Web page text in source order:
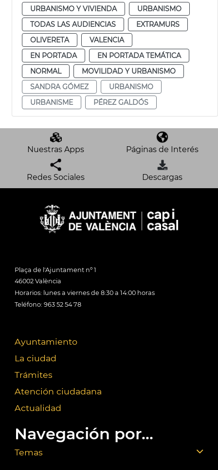
URBANISMO Y VIVIENDA
URBANISMO
TODAS LAS AUDIENCIAS
EXTRAMURS
OLIVERETA
VALENCIA
EN PORTADA
EN PORTADA TEMÁTICA
NORMAL
MOVILIDAD Y URBANISMO
SANDRA GÓMEZ
URBANISMO
URBANISME
PÉREZ GALDÓS
Nuestras Apps Páginas de Interés
Redes Sociales Descargas
Plaça de l'Ajuntament nº 1
46002 València
Horarios: lunes a viernes de 8:30 a 14:00 horas
Teléfono: 963 52 54 78
Ayuntamiento
La ciudad
Trámites
Atención ciudadana
Actualidad
Navegación por...
Temas